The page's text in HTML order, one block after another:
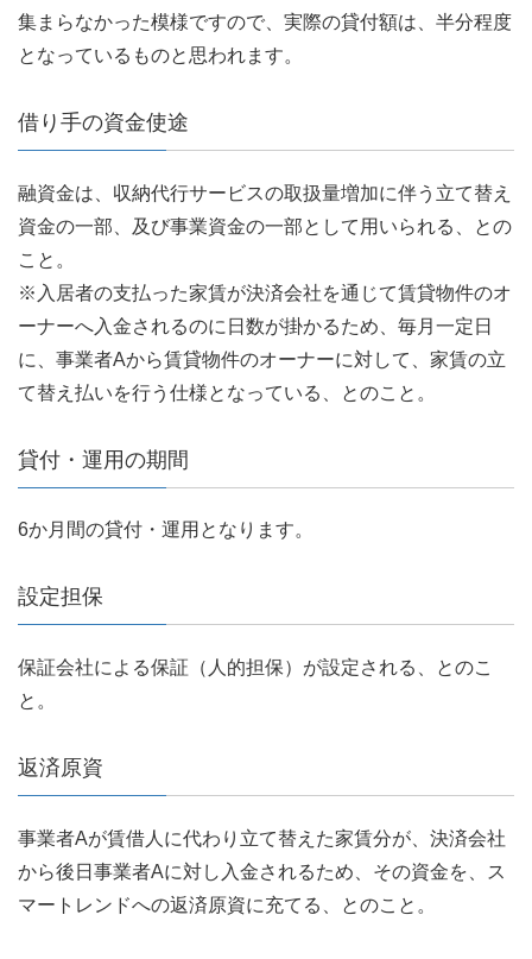
集まらなかった模様ですので、実際の貸付額は、半分程度
となっているものと思われます。
借り手の資金使途
融資金は、収納代行サービスの取扱量増加に伴う立て替え
資金の一部、及び事業資金の一部として用いられる、との
こと。
※入居者の支払った家賃が決済会社を通じて賃貸物件のオ
ーナーへ入金されるのに日数が掛かるため、毎月一定日
に、事業者Aから賃貸物件のオーナーに対して、家賃の立
て替え払いを行う仕様となっている、とのこと。
貸付・運用の期間
6か月間の貸付・運用となります。
設定担保
保証会社による保証（人的担保）が設定される、とのこ
と。
返済原資
事業者Aが賃借人に代わり立て替えた家賃分が、決済会社
から後日事業者Aに対し入金されるため、その資金を、ス
マートレンドへの返済原資に充てる、とのこと。